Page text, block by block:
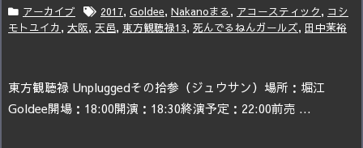
アーカイブ 2017, Goldee, Nakanoまる , アコースティック, コシ
モトユイカ, 大阪, 天邑, 東方観聴禄13, 死んでるねんガールズ, 田中茉裕
東方観聴禄 Unpluggedその拾参（ジュウサン） 場所：堀江
Goldee開場：18:00開演：18:30終演予定：22:00前売 ...